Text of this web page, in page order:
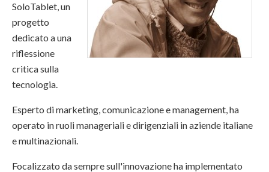
SoloTablet, un
progetto
dedicato a una
riflessione
critica sulla
tecnologia.
Esperto di marketing, comunicazione e management, ha
operato in ruoli manageriali e dirigenziali in aziende italiane
e multinazionali.
Focalizzato da sempre sull'innovazione ha implementato